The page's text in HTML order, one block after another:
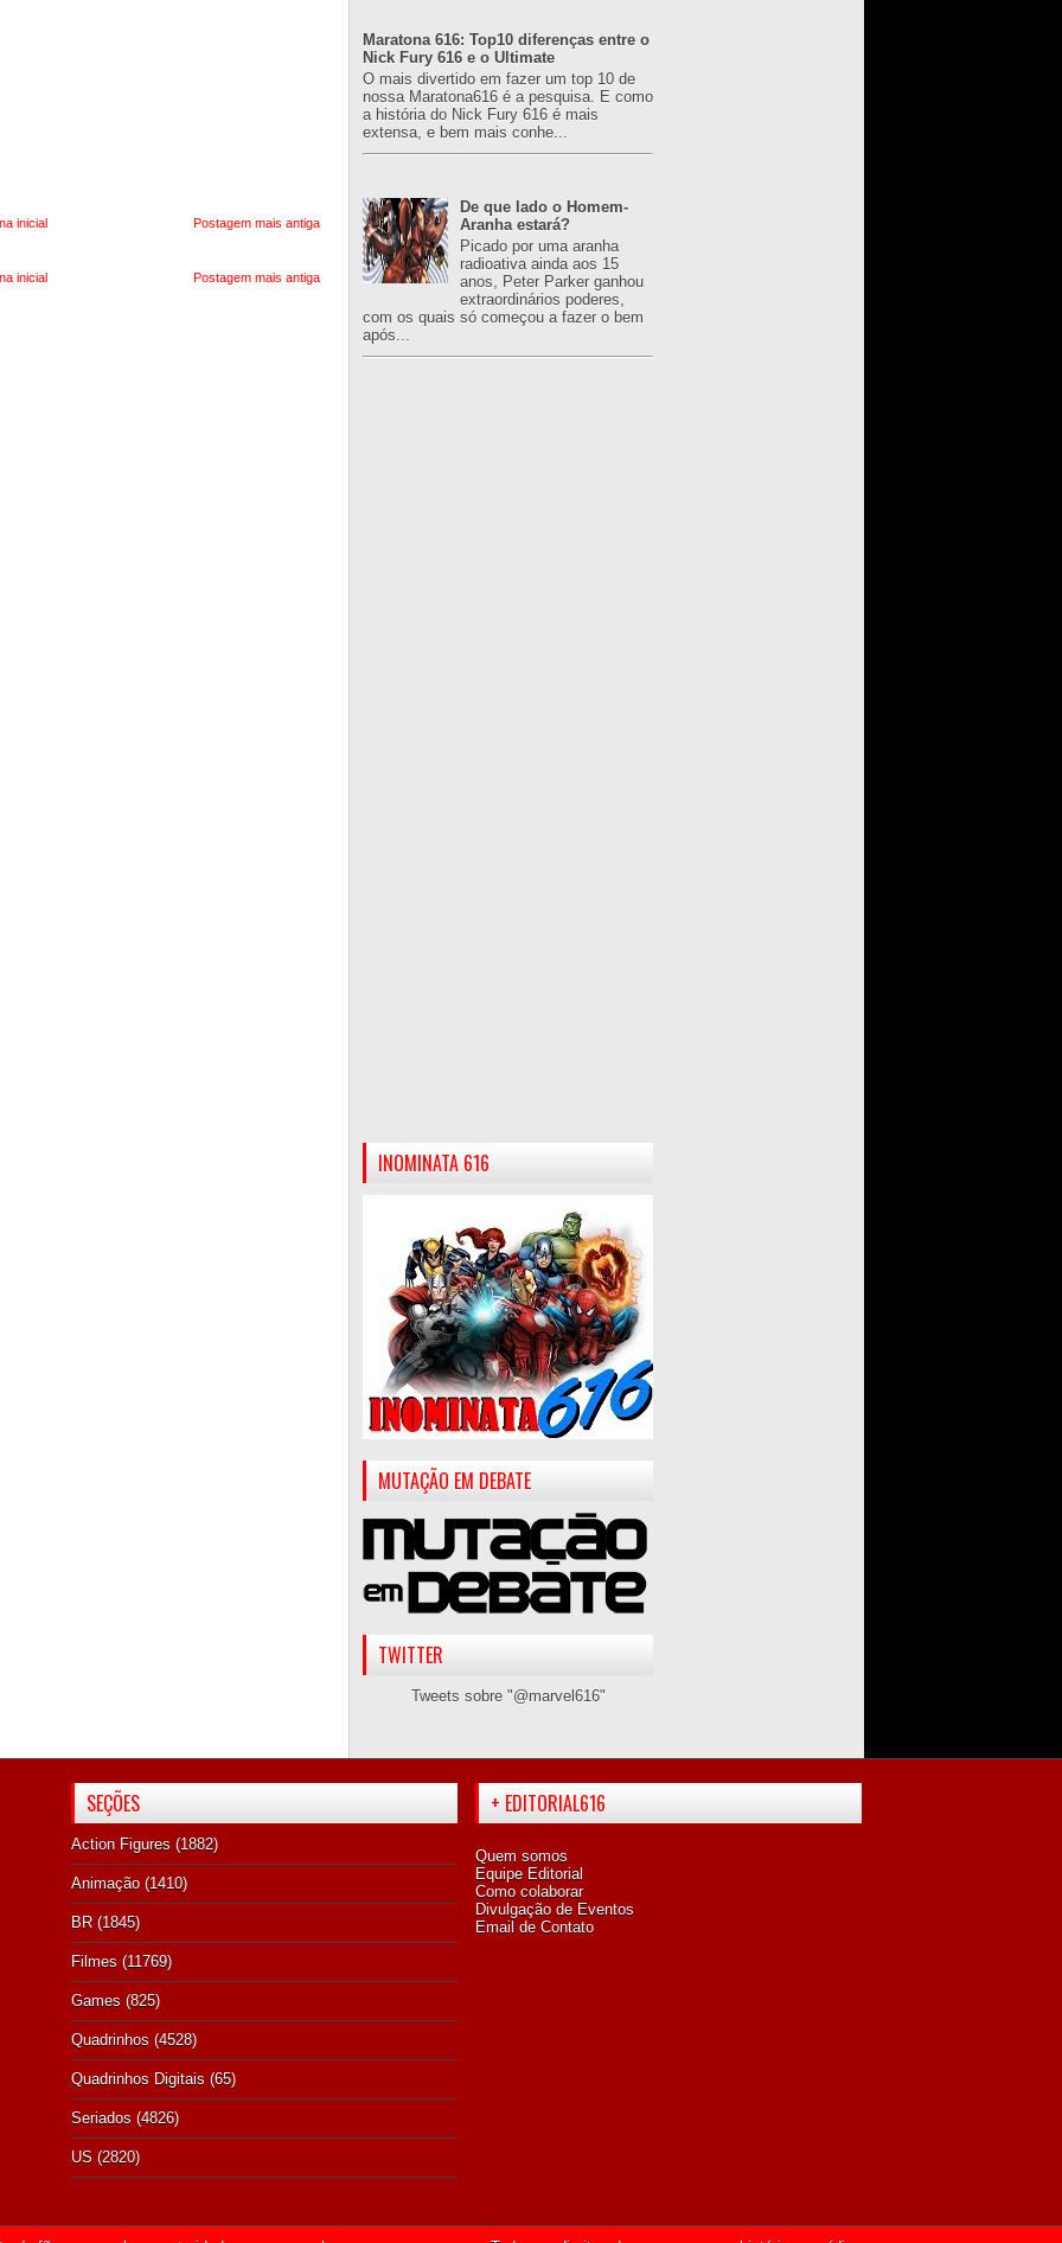
Postagem mais antiga
inicial
Postagem mais antiga
inicial
Maratona 616: Top10 diferenças entre o
Nick Fury 616 e o Ultimate
O mais divertido em fazer um top 10 de
nossa Maratona616 é a pesquisa. E como
a história do Nick Fury 616 é mais
extensa, e bem mais conhe...
De que lado o Homem-
Aranha estará?
Picado por uma aranha
radioativa ainda aos 15
anos, Peter Parker ganhou
extraordinários poderes,
com os quais só começou a fazer o bem
após...
INOMINATA 616
MUTAÇÃO EM DEBATE
TWITTER
Tweets sobre "@marvel616"
SEÇÕES
Action Figures (1882)
Animação (1410)
BR (1845)
Filmes (11769)
Games (825)
Quadrinhos (4528)
Quadrinhos Digitais (65)
Seriados (4826)
US (2820)
+ EDITORIAL616
Quem somos
Equipe Editorial
Como colaborar
Divulgação de Eventos
Email de Contato